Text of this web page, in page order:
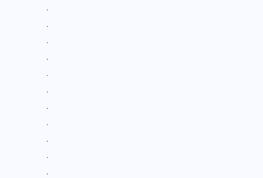
.
.
.
.
.
.
.
.
.
.
.